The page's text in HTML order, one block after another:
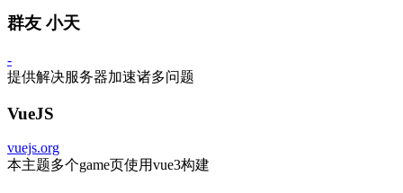
群友 小天
-
提供解决服务器加速诸多问题
VueJS
vuejs.org
本主题多个game页使用vue3构建